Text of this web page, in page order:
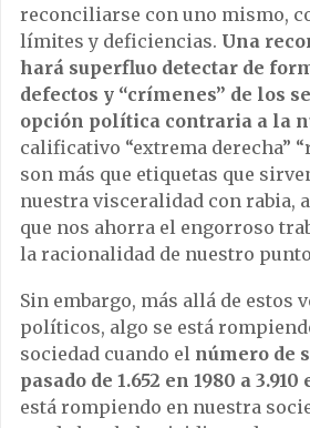
reconciliarse con uno mismo,
límites y deficiencias. Una
hará superfluo detectar de
defectos y “crímenes” de los
opción política contraria a la
calificativo “extrema derecha”
son más que etiquetas que
nuestra visceralidad con rabia,
que nos ahorra el engorroso
la racionalidad de nuestro
Sin embargo, más allá de estos
políticos, algo se está
sociedad cuando el número de
pasado de 1.652 en 1980 a 3.910
está rompiendo en nuestra